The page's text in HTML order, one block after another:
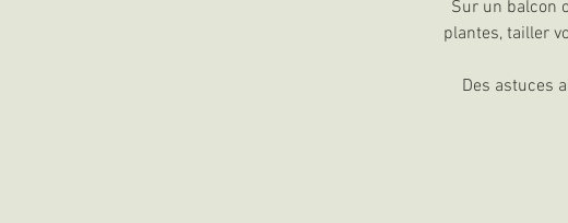
Sur un balcon
plantes, tailler
Des astuces